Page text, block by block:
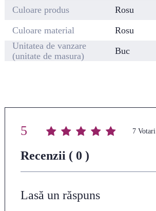
Culoare produs
Rosu
Culoare material
Rosu
Unitatea de vanzare
(unitate de masura)
Buc
Average rating
5 / 5. Vote count:
7
Recenzii ( 0 )
Lasă un răspuns